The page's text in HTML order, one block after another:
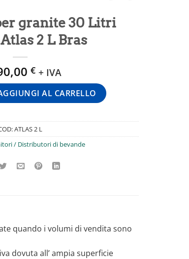
granite 30 Litri
Atlas 2 L Bras
€ + IVA
30 Litri (15+15) Atlas 2 L Bras quantità
AL CARRELLO
ATLAS 2 L
/ Distributori di bevande
quando i volumi di vendita sono
dovuta all’ ampia superficie